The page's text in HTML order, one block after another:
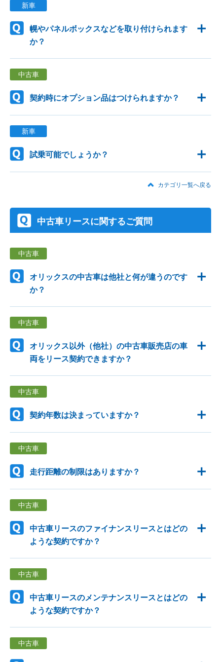
新車
幌やパネルボックスなどを取り付けられます
か？
中古車
契約時にオプション品はつけられますか？
新車
試乗可能でしょうか？
カテゴリ一覧へ戻る
中古車リースに関するご質問
中古車
オリックスの中古車は他社と何が違うのです
か？
中古車
オリックス以外（他社）の中古車販売店の車
両をリース契約できますか？
中古車
契約年数は決まっていますか？
中古車
走行距離の制限はありますか？
中古車
中古車リースのファイナンスリースとはどの
ような契約ですか？
中古車
中古車リースのメンテナンスリースとはどの
ような契約ですか？
中古車